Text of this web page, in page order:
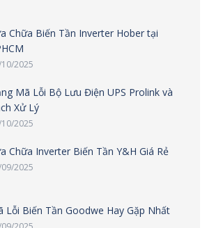
Chữa Biến Tần Inverter Hober tại
2025
Mã Lỗi Bộ Lưu Điện UPS Prolink và
Xử Lý
2025
Chữa Inverter Biến Tần Y&H Giá Rẻ
2025
Lỗi Biến Tần Goodwe Hay Gặp Nhất